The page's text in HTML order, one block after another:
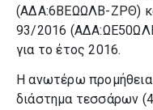
(ΑΔΑ:6ΒΕΩΩΛΒ-ΖΡΘ)
93/2016
για το έτος 2016.
Η ανωτέρω προμήθεια
διάστημα τεσσάρων